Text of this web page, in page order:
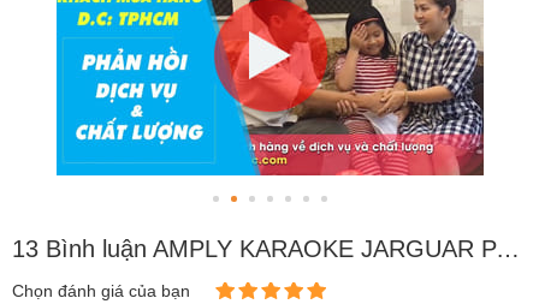
13 Bình luận AMPLY KARAOKE JARGUAR PA 604D
Chọn đánh giá của bạn